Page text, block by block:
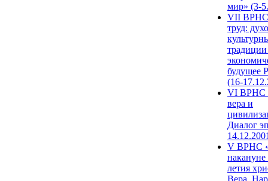
мир» (3-
VII ВРНС
труд:
будущее
(16-
VI ВРНС
вера и
Диалог
V ВРНС
накануне
летия
Вера.